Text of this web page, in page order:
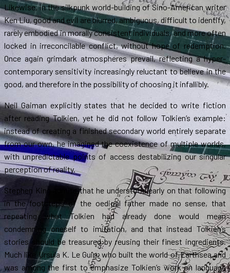
Likewise, in the silkpunk world-building of Sino-American writer
Ken Liu, good and evil are blurred, ambiguous, difficult to identify,
rarely embodied in morally consistent individuals, and more often
locked in irreconcilable conflict, without hope of redemption.
Once again grimdark atmospheres prevail, reflecting a hyper-
contemporary sensitivity increasingly reluctant to believe in the
good, and therefore in the possibility of choosing it infallibly.
Neil Gaiman explicitly states that he decided to write fiction
after reading Tolkien, yet he did not follow Tolkien’s example:
instead of creating a finished secondary world entirely separate
from our own, he imagined the coexistence of multiple worlds,
with unpredictable points of access destabilizing our singular
perception of reality.
Stephen King admits that he understood early on that following
in the footsteps of the oedipal father made no sense, that
repeating what Tolkien had already done would mean
condemning oneself to imitation, and that instead Tolkien’s
stories should be treasured by reusing their finest ingredients.
Much like Ursula K. Le Guin, who built the world of Earthsea and
was among the first to emphasize Tolkien’s work on language